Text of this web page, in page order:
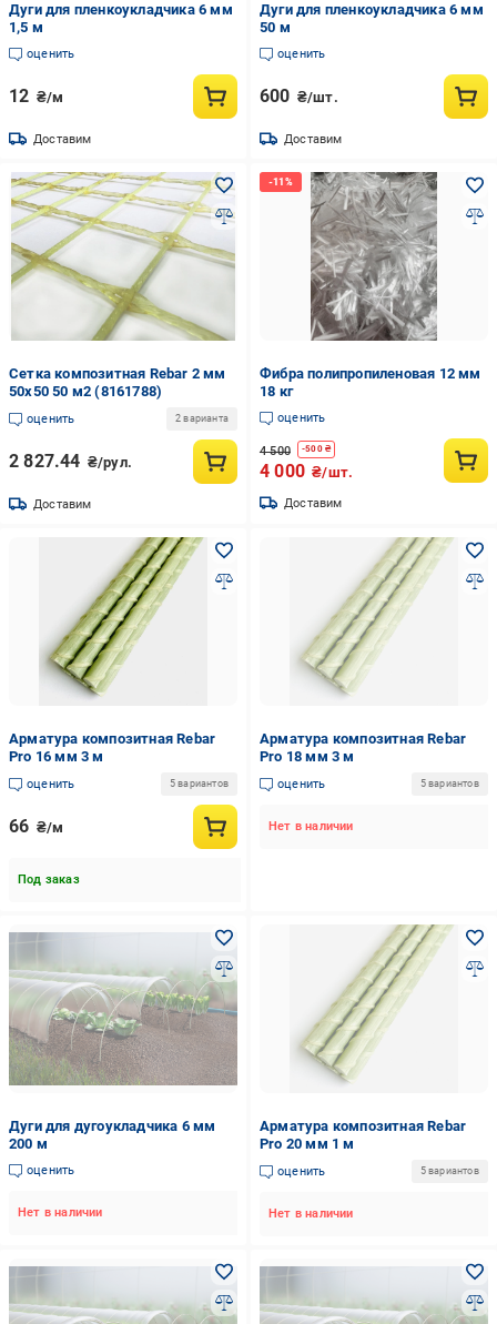
Дуги для пленкоукладчика 6 мм
1,5 м
оценить
12 ₴/м
Доставим
Дуги для пленкоукладчика 6 мм
50 м
оценить
600 ₴/шт.
Доставим
Сетка композитная Rebar 2 мм
50х50 50 м2 (8161788)
оценить 2 варианта
2 827.44 ₴/рул.
Доставим
Фибра полипропиленовая 12 мм
18 кг
оценить
4 500 -500₴
4 000 ₴/шт.
Доставим
Арматура композитная Rebar
Pro 16 мм 3 м
оценить 5 вариантов
66 ₴/м
Под заказ
Арматура композитная Rebar
Pro 18 мм 3 м
оценить 5 вариантов
Нет в наличии
Дуги для дугоукладчика 6 мм
200 м
оценить
Нет в наличии
Арматура композитная Rebar
Pro 20 мм 1 м
оценить 5 вариантов
Нет в наличии